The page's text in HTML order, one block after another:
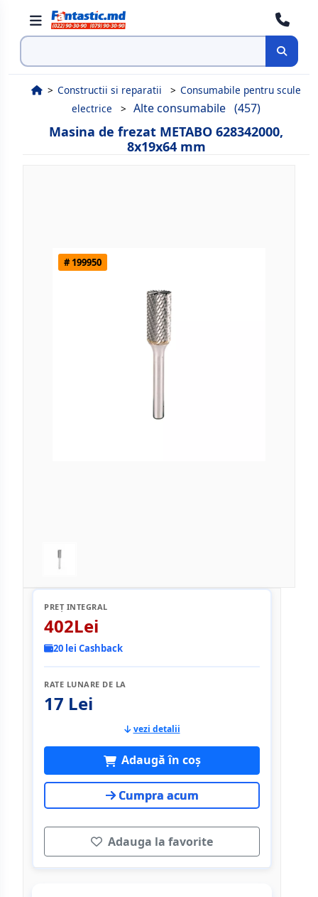
Cauta
Constructii si reparatii
Consumabile pentru scule
electrice
Alte consumabile (457)
Masina de frezat METABO 628342000,
8x19x64 mm
# 199950
PREȚ INTEGRAL
402Lei
20 lei Cashback
RATE LUNARE DE LA
17 Lei
vezi detalii
Adaugă în coș
Cumpra acum
Adauga la favorite